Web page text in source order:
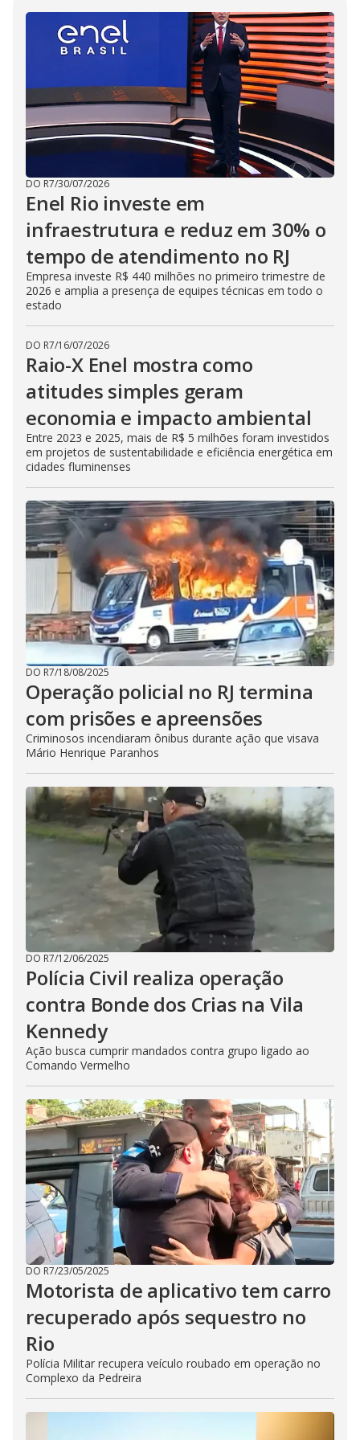
d
e
o
DO R7/30/07/2026
Enel Rio investe em
infraestrutura e reduz em 30% o
tempo de atendimento no RJ
Empresa investe R$ 440 milhões no primeiro trimestre de
2026 e amplia a presença de equipes técnicas em todo o
estado
DO R7/16/07/2026
Raio-X Enel mostra como
atitudes simples geram
economia e impacto ambiental
Entre 2023 e 2025, mais de R$ 5 milhões foram investidos
em projetos de sustentabilidade e eficiência energética em
cidades fluminenses
DO R7/18/08/2025
Operação policial no RJ termina
com prisões e apreensões
Criminosos incendiaram ônibus durante ação que visava
Mário Henrique Paranhos
DO R7/12/06/2025
Polícia Civil realiza operação
contra Bonde dos Crias na Vila
Kennedy
Ação busca cumprir mandados contra grupo ligado ao
Comando Vermelho
DO R7/23/05/2025
Motorista de aplicativo tem carro
recuperado após sequestro no
Rio
Polícia Militar recupera veículo roubado em operação no
Complexo da Pedreira